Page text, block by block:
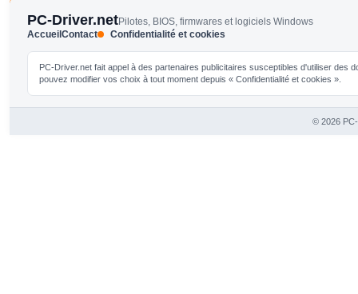
PC-Driver.netPilotes, BIOS, firmwares et logiciels Windows
AccueilContact Confidentialité et cookies
PC-Driver.net fait appel à des partenaires publicitaires susceptibles d'utiliser
pouvez modifier vos choix à tout moment depuis « Confidentialité et cookies ».
© 2026